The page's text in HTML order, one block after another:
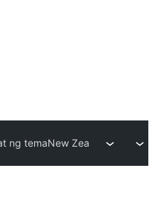
ng temaNew Zea